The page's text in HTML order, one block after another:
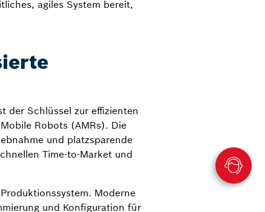
agiles System bereit,
der Schlüssel zur effizienten
Robots (AMRs). Die
und platzsparende
Time-to-Market und
Moderne
und Konfiguration für